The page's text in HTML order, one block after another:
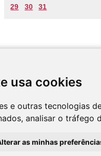
usa cookies
e outras tecnologias
analisar o tráfego
as minhas
29
30 31